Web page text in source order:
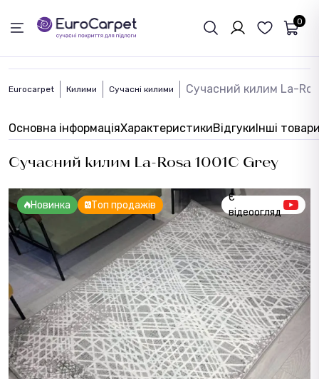
0
Eurocarpet Килими Сучасні килими Сучасний килим La-
Основна інформаціяХарактеристикиВідгукиІнші
Сучасний килим La-Rosa 1001C Grey
Новинка Топ продажів
Є
відеоогляд
ЗВОРОТНІЙ ЗВЯЗОК